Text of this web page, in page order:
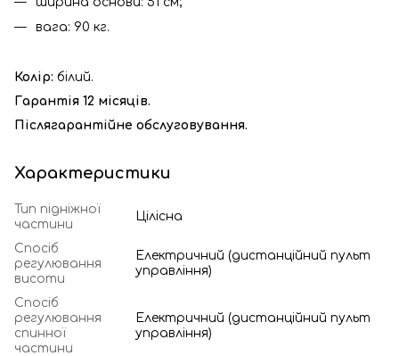
вага: 90 кг.
Колір: білий.
Гарантія 12 місяців.
Післягарантійне обслуговування.
Характеристики
Тип підніжної
частини
Цілісна
Спосіб
регулювання
висоти
Електричний (дистанційний пульт
управління)
Спосіб
регулювання
спинної
частини
Електричний (дистанційний пульт
управління)